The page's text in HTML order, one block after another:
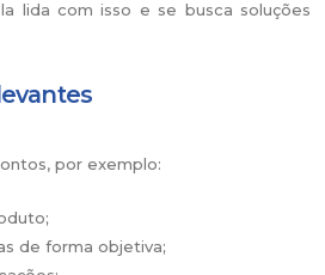
lida com isso e se busca soluções
por exemplo:
de forma objetiva;